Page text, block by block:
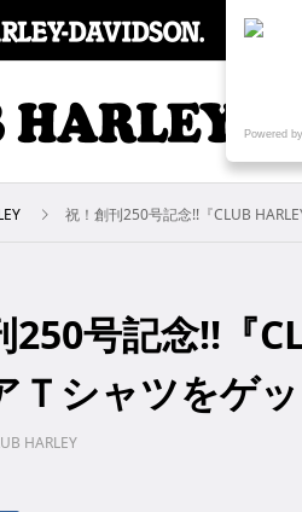
祝！創刊250号記念!!『CLUB
250号記念!!『
Ｔシャツをゲッ
HARLEY
Powered